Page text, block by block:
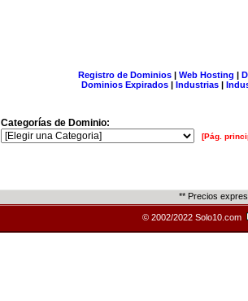
Registro de Dominios| Web Hosting |
Dominios Expirados | Industrias |
Categorías de Dominio:
[Pág.
** Precios
© 2002/2022 Solo10.com